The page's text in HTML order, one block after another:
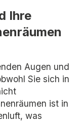
Ihre
Augen und
Sie sich in
ist in
was